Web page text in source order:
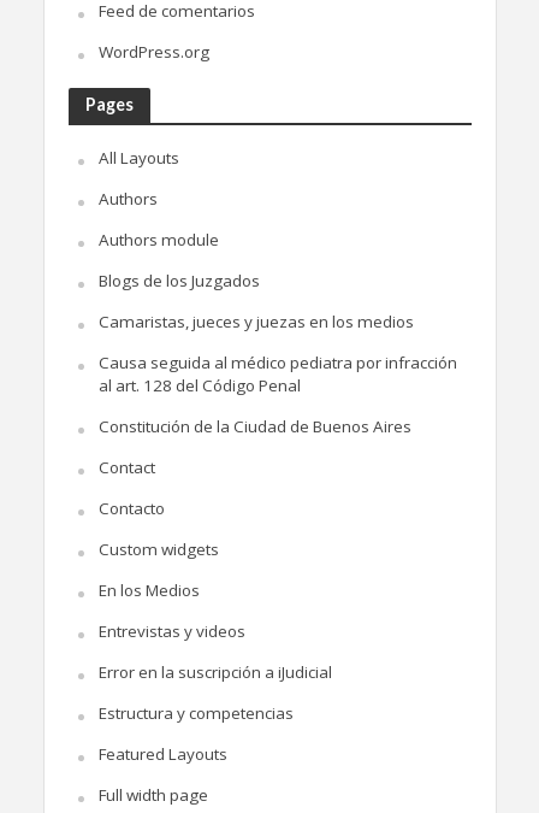
Feed de comentarios
WordPress.org
Pages
All Layouts
Authors
Authors module
Blogs de los Juzgados
Camaristas, jueces y juezas en los medios
Causa seguida al médico pediatra por infracción
al art. 128 del Código Penal
Constitución de la Ciudad de Buenos Aires
Contact
Contacto
Custom widgets
En los Medios
Entrevistas y videos
Error en la suscripción a iJudicial
Estructura y competencias
Featured Layouts
Full width page